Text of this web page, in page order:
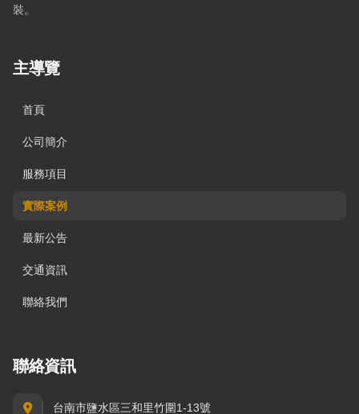
裝。
主導覽
首頁
公司簡介
服務項目
實際案例
最新公告
交通資訊
聯絡我們
聯絡資訊
台南市鹽水區三和里竹圍1-13號